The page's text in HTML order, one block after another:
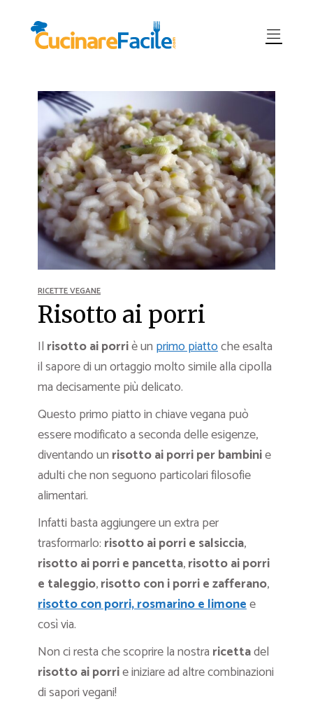
RICETTE VEGANE
Risotto ai porri
Il risotto ai porriè un primo piattoche esalta
il sapore di un ortaggio molto simile alla cipolla
ma decisamente più delicato.
Questo primo piatto in chiave vegana può
essere modificato a seconda delle esigenze,
diventando un risotto ai porri per bambinie
adulti che non seguono particolari filosofie
alimentari.
Infatti basta aggiungere un extra per
trasformarlo: risotto ai porri e salsiccia,
risotto ai porri e pancetta,risotto ai porri
e taleggio,risotto con i porri e zafferano,
risotto con porri, rosmarino e limonee
così via.
Non ci resta che scoprire la nostra ricettadel
risotto ai porrie iniziare ad altre combinazioni
di sapori vegani!